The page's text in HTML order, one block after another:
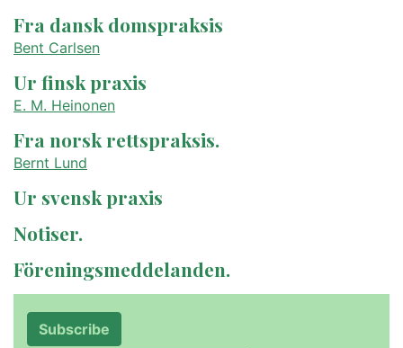
Fra dansk domspraksis
Bent Carlsen
Ur finsk praxis
E. M. Heinonen
Fra norsk rettspraksis.
Bernt Lund
Ur svensk praxis
Notiser.
Föreningsmeddelanden.
Subscribe